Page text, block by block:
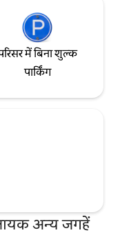
में बिना शुल्क
पार्किंग
अन्य जगहें